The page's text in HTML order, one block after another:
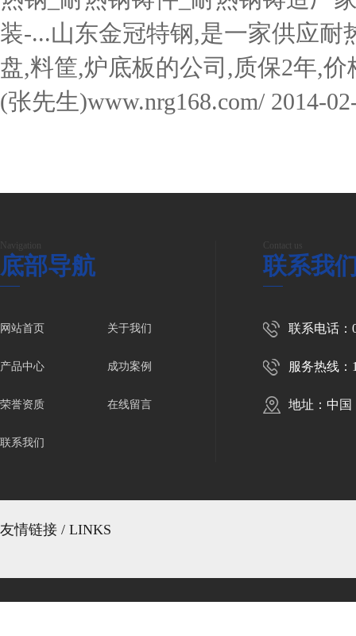
装-...山东金冠特钢,是一家供应
盘,料筐,炉底板的公司,质保2年,价
(张先生)www.nrg168.com/ 2014-
底部导航
网站首页 关于我们
产品中心 成功案例
荣誉资质 在线留言
联系我们
联系我
联系电话：
服务热线：
地址：中国
友情链接 / LINKS